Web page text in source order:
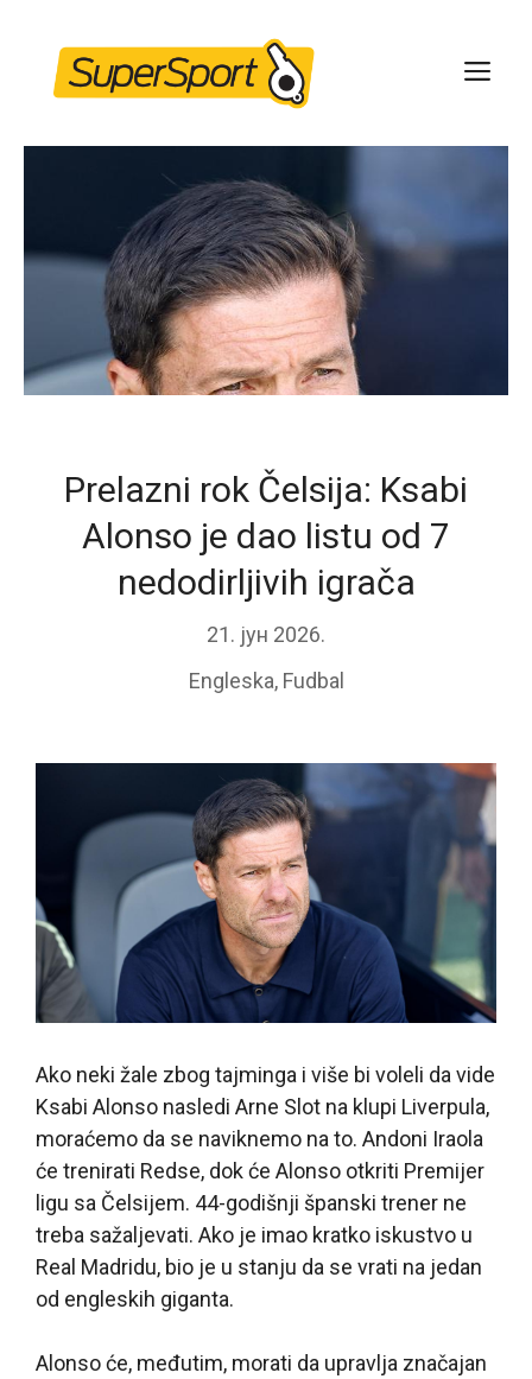
content
Prelazni rok Čelsija: Ksabi
Alonso je dao listu od 7
nedodirljivih igrača
21. јун 2026.
Engleska, Fudbal
Ako neki žale zbog tajminga i više bi voleli da vide
Ksabi Alonso nasledi Arne Slot na klupi Liverpula,
moraćemo da se naviknemo na to. Andoni Iraola
će trenirati Redse, dok će Alonso otkriti Premijer
ligu sa Čelsijem. 44-godišnji španski trener ne
treba sažaljevati. Ako je imao kratko iskustvo u
Real Madridu, bio je u stanju da se vrati na jedan
od engleskih giganta.
Alonso će, međutim, morati da upravlja značajan